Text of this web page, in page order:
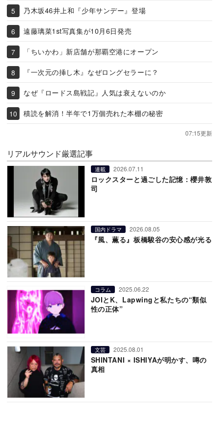
乃木坂46井上和『少年サンデー』登場
遠藤璃菜1st写真集が10月6日発売
「ちいかわ」新店舗が那覇空港にオープン
『一次元の挿し木』なぜロングセラーに？
なぜ『ロードス島戦記』人気は衰えないのか
積読を解消！半年で1万個売れた本棚の秘密
07:15更新
リアルサウンド厳選記事
連載 2026.07.11
ロックスターと過ごした記憶：櫻井敦
司
国内ドラマ 2026.08.05
『風、薫る』板橋駿谷の安心感が光る
コラム 2025.06.22
JOIとK、Lapwingと私たちの“類似
性の正体”
文芸 2025.08.01
SHINTANI × ISHIYAが明かす、噂の
真相